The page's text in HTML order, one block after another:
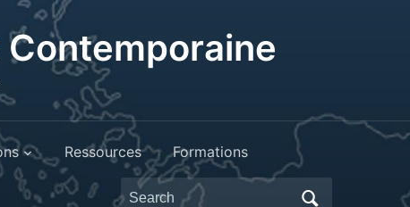
Ressources Formations
Search